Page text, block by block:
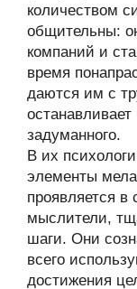
количеством
общительны:
компаний и
время
даются им с
задуманного.
В их
элементы
проявляется
мыслители,
шаги. Они
всего
достижения